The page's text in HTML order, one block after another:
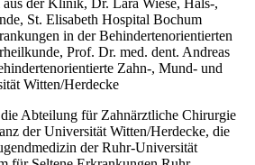
der Klinik, Dr. Lara Wiese, Hals-,
St. Elisabeth Hospital Bochum
in der Behindertenorientierten
Prof. Dr. med. dent. Andreas
Zahn-, Mund- und
Witten/Herdecke
Abteilung für Zahnärztliche Chirurgie
der Universität Witten/Herdecke, die
der Ruhr-Universität